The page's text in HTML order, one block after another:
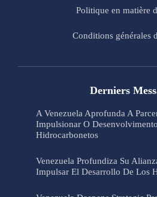
Politique en matière
Conditions générales
Derniers
A Venezuela Aprofunda A
Impulsionar O
Hidrocarbonetos
Venezuela Profundiza Su
Impulsar El Desarrollo De Los